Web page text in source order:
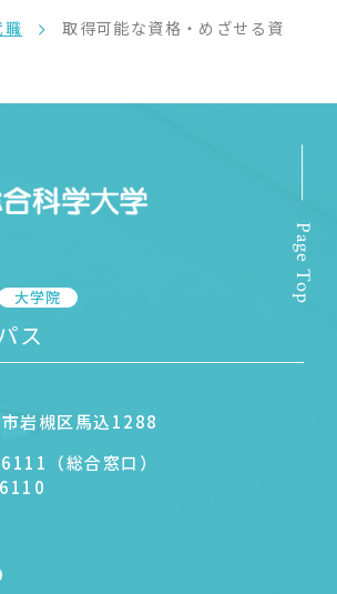
職
取得可能な資格・めざせる資
大学院
ス
岩槻区馬込1288
（総合窓口）
Page Top